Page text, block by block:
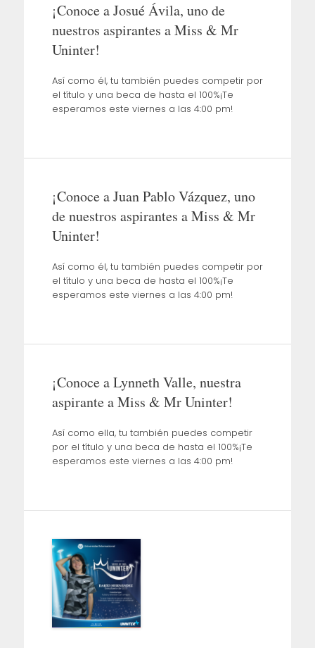
¡Conoce a Josué Ávila, uno de
nuestros aspirantes a Miss & Mr
Uninter!
Así como él, tu también puedes competir por
el título y una beca de hasta el 100%¡Te
esperamos este viernes a las 4:00 pm!
¡Conoce a Juan Pablo Vázquez, uno
de nuestros aspirantes a Miss & Mr
Uninter!
Así como él, tu también puedes competir por
el título y una beca de hasta el 100%¡Te
esperamos este viernes a las 4:00 pm!
¡Conoce a Lynneth Valle, nuestra
aspirante a Miss & Mr Uninter!
Así como ella, tu también puedes competir
por el título y una beca de hasta el 100%¡Te
esperamos este viernes a las 4:00 pm!